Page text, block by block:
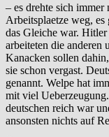
– es drehte sich
Arbeitsplaetze weg,
das Gleiche war.
arbeiteten die anderen
Kanacken sollen
sie schon vergast.
genannt. Welpe hat
mit viel
deutschen reich war
ansonsten nichts auf